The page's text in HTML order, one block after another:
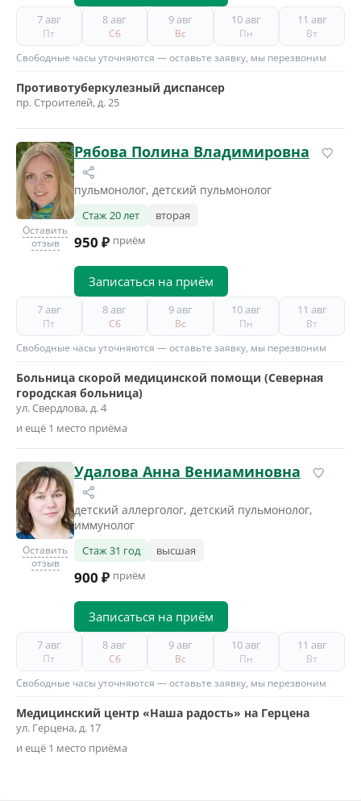
7 авг
Пт
8 авг
Сб
9 авг
Вс
10 авг
Пн
11 авг
Вт
Свободные часы уточняются — оставьте заявку, мы перезвоним
Противотуберкулезный диспансер
пр. Строителей, д. 25
Оставить
отзыв
Рябова Полина Владимировна
пульмонолог, детский пульмонолог
Стаж 20 лет вторая
950 ₽ приём
Записаться на приём
7 авг
Пт
8 авг
Сб
9 авг
Вс
10 авг
Пн
11 авг
Вт
Свободные часы уточняются — оставьте заявку, мы перезвоним
Больница скорой медицинской помощи (Северная
городская больница)
ул. Свердлова, д. 4
и ещё 1 место приёма
Оставить
отзыв
Удалова Анна Вениаминовна
детский аллерголог, детский пульмонолог,
иммунолог
Стаж 31 год высшая
900 ₽ приём
Записаться на приём
7 авг
Пт
8 авг
Сб
9 авг
Вс
10 авг
Пн
11 авг
Вт
Свободные часы уточняются — оставьте заявку, мы перезвоним
Медицинский центр «Наша радость» на Герцена
ул. Герцена, д. 17
и ещё 1 место приёма